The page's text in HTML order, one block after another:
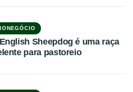
Sheepdog é uma raça
para pastoreio